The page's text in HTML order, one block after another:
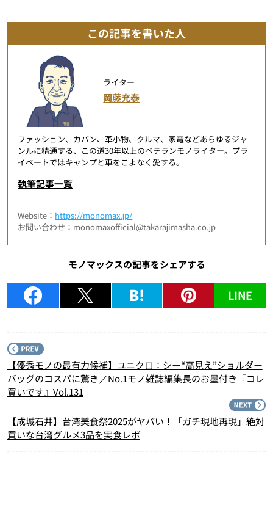
この記事を書いた人
ライター
岡藤充泰
ファッション、カバン、革小物、クルマ、家電などあらゆるジャ
ンルに精通する、この道30年以上のベテランモノライター。プラ
イベートではキャンプと車をこよなく愛する。
執筆記事一覧
Website： https://monomax.jp/
お問い合わせ：monomaxofficial@takarajimasha.co.jp
モノマックスの記事をシェアする
LINE
【優秀モノの最有力候補】ユニクロ：シー“高見え”ショルダー
バッグのコスパに驚き／No.1モノ雑誌編集長のお墨付き『コレ
買いです』Vol.131
【成城石井】台湾美食祭2025がヤバい！「ガチ現地再現」絶対
買いな台湾グルメ3品を実食レポ